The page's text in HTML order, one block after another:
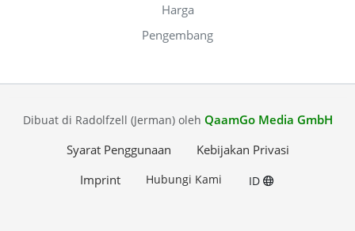
Harga
Pengembang
Dibuat di Radolfzell (Jerman) oleh QaamGo Media GmbH
Syarat Penggunaan
Kebijakan Privasi
Imprint
Hubungi Kami ID